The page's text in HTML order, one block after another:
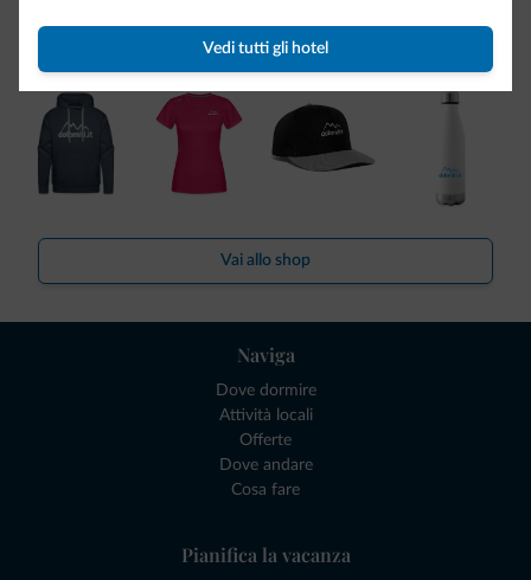
Vedi tutti gli hotel
Vai allo shop
Naviga
Dove dormire
Attività locali
Offerte
Dove andare
Cosa fare
Pianifica la vacanza